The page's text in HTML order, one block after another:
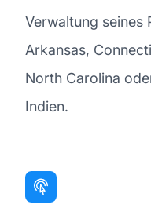
Verwaltung seines
Arkansas,
North Carolina
Indien.